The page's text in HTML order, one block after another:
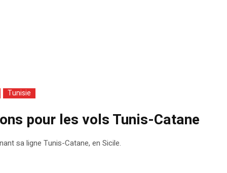
Tunisie
pour les vols Tunis-Catane
sa ligne Tunis-Catane, en Sicile.